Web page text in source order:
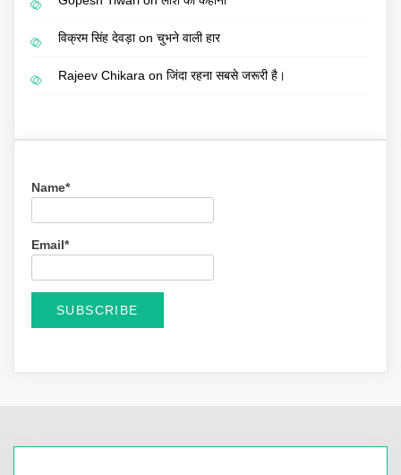
विक्रम सिंह देवड़ाon चुभने वाली हार
Rajeev Chikara on जिंदा रहना सबसे जरूरी है।
Name*
Email*